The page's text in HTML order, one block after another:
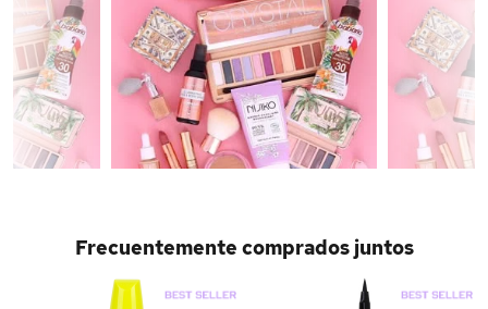
Frecuentemente comprados juntos